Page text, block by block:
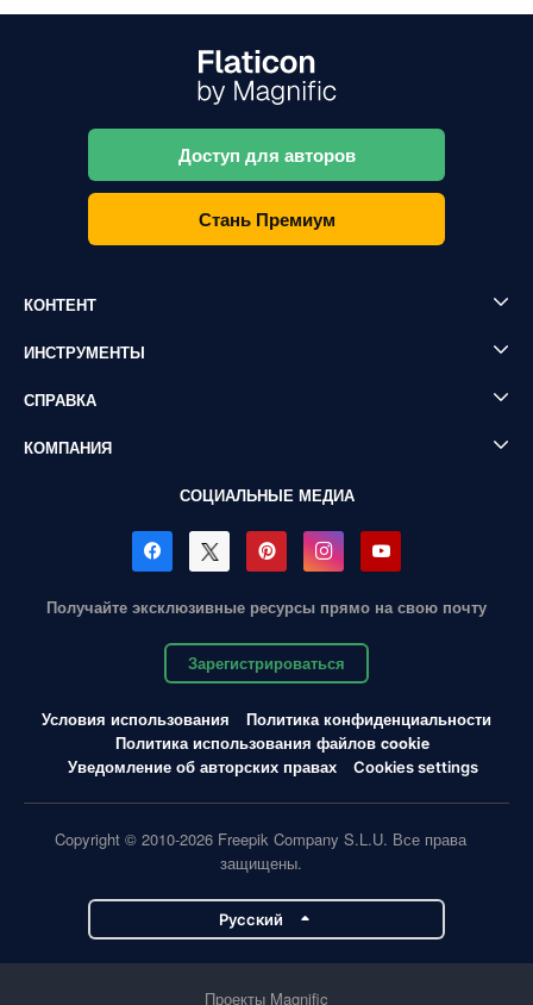
Доступ для авторов
Стань Премиум
КОНТЕНТ
ИНСТРУМЕНТЫ
СПРАВКА
КОМПАНИЯ
СОЦИАЛЬНЫЕ МЕДИА
Получайте эксклюзивные ресурсы прямо на свою почту
Зарегистрироваться
Условия использования
Политика конфиденциальности
Политика использования файлов cookie
Уведомление об авторских правах
Cookies settings
Copyright © 2010-2026 Freepik Company S.L.U. Все права
защищены.
Pусский
Проекты Magnific